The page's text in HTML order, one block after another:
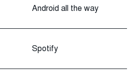
Android all the way
Spotify